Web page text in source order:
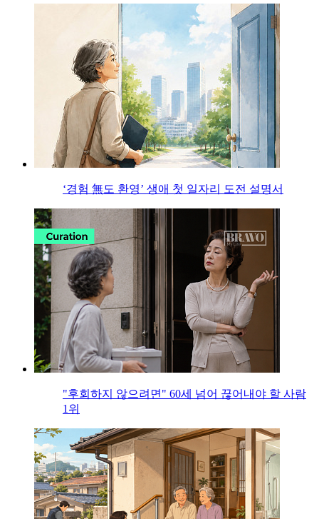
‘경험 無도 환영’ 생애 첫 일자리 도전 설명서
"후회하지 않으려면" 60세 넘어 끊어내야 할 사람
1위